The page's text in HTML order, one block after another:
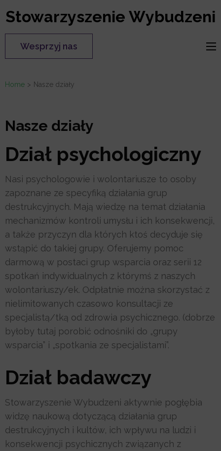
to
content
(Press
Enter)
Stowarzyszenie Wybudzeni
Wesprzyj nas
Home > Nasze działy
Nasze działy
Dział psychologiczny
Nasi psychologowie i wolontariusze to osoby
zapoznane ze specyfiką działania grup
destrukcyjnych. Mają wiedzę na temat działania
mechanizmów kontroli umysłu i ich konsekwencji,
a także przyczyn dla których ktoś decyduje się
wstąpić do takiej grupy. Oferujemy pomoc
darmową w postaci grup wsparcia oraz serii 12
spotkań indywidualnych z którymś z naszych
wolontariuszy/ek. Odpłatnie można skorzystać z
nielimitowanych czasowo konsultacji ze
specjalistą/tką od zdrowia psychicznego. (dobrze
byłoby tutaj porobić odnośniki do „grupy
wsparcia” i „spotkania ze specjalistami”.
Dział badawczy
Stowarzyszenie Wybudzeni aktywnie pogłębia
widzę naukową dotyczącą działania grup
destrukcyjnych i kultów, ich wpływu na ludzi i
konsekwencji psychicznych związanych z